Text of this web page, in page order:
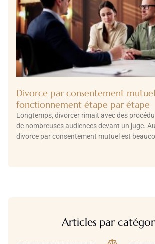
Divorce par consentement
fonctionnement étape par étape
Longtemps, divorcer rimait avec des
de nombreuses audiences devant un juge.
divorce par consentement mutuel est
Articles par